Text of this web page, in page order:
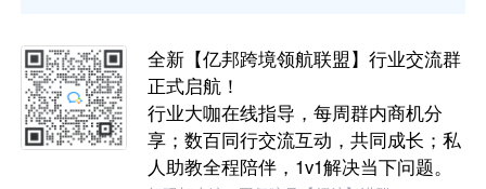
全新【亿邦跨境领航联盟】行业交流群
正式启航！
行业大咖在线指导，每周群内商机分
享；数百同行交流互动，共同成长；私
人助教全程陪伴，1v1解决当下问题。